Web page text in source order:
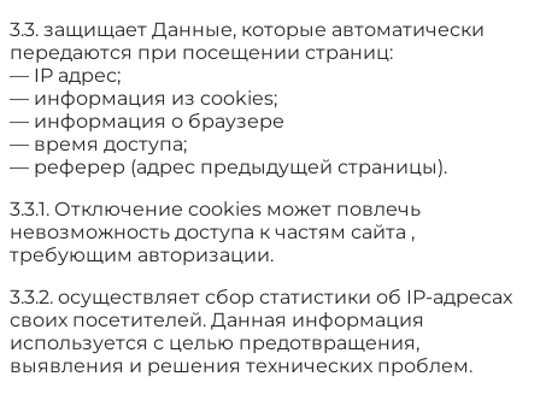
3.3. защищает Данные, которые автоматически
передаются при посещении страниц:
— IP адрес;
— информация из cookies;
— информация о браузере
— время доступа;
— реферер (адрес предыдущей страницы).
3.3.1. Отключение cookies может повлечь
невозможность доступа к частям сайта ,
требующим авторизации.
3.3.2. осуществляет сбор статистики об IP-адресах
своих посетителей. Данная информация
используется с целью предотвращения,
выявления и решения технических проблем.